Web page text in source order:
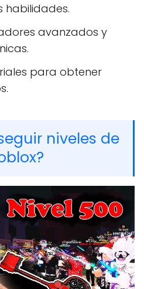
habilidades.
avanzados y
para obtener
niveles de